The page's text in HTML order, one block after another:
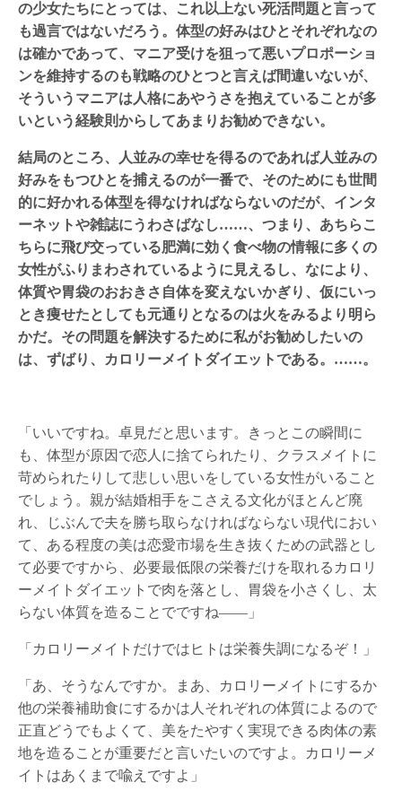
の少女たちにとっては、これ以上ない死活問題と言って
も過言ではないだろう。体型の好みはひとそれぞれなの
は確かであって、マニア受けを狙って悪いプロポーショ
ンを維持するのも戦略のひとつと言えば間違いないが、
そういうマニアは人格にあやうさを抱えていることが多
いという経験則からしてあまりお勧めできない。
結局のところ、人並みの幸せを得るのであれば人並みの
好みをもつひとを捕えるのが一番で、そのためにも世間
的に好かれる体型を得なければならないのだが、インタ
ーネットや雑誌にうわさばなし……、つまり、あちらこ
ちらに飛び交っている肥満に効く食べ物の情報に多くの
女性がふりまわされているように見えるし、なにより、
体質や胃袋のおおきさ自体を変えないかぎり、仮にいっ
とき痩せたとしても元通りとなるのは火をみるより明ら
かだ。その問題を解決するために私がお勧めしたいの
は、ずばり、カロリーメイトダイエットである。……。
「いいですね。卓見だと思います。きっとこの瞬間に
も、体型が原因で恋人に捨てられたり、クラスメイトに
苛められたりして悲しい思いをしている女性がいること
でしょう。親が結婚相手をこさえる文化がほとんど廃
れ、じぶんで夫を勝ち取らなければならない現代におい
て、ある程度の美は恋愛市場を生き抜くための武器とし
て必要ですから、必要最低限の栄養だけを取れるカロリ
ーメイトダイエットで肉を落とし、胃袋を小さくし、太
らない体質を造ることでですね――」
「カロリーメイトだけではヒトは栄養失調になるぞ！」
「あ、そうなんですか。まあ、カロリーメイトにするか
他の栄養補助食にするかは人それぞれの体質によるので
正直どうでもよくて、美をたやすく実現できる肉体の素
地を造ることが重要だと言いたいのですよ。カロリーメ
イトはあくまで喩えですよ」